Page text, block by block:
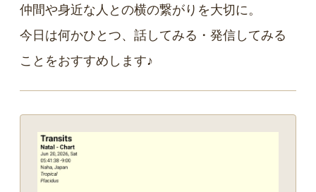
仲間や身近な人との横の繋がりを大切に。
今日は何かひとつ、話してみる・発信してみる
ことをおすすめします♪